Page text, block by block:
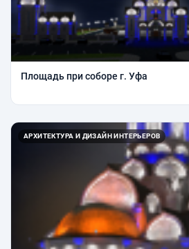
Площадь при соборе г. Уфа
АРХИТЕКТУРА И ДИЗАЙН ИНТЕРЬЕРОВ